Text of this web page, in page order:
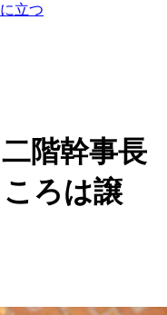
立つ
階幹事長
ころは譲